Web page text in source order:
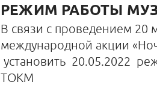
РЕЖИМ РАБОТЫ
В связи с проведением 20
международной акции
установить 20.05.2022
ТОКМ